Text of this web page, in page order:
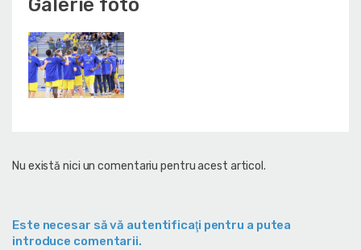
Galerie foto
Nu există nici un comentariu pentru acest articol.
Este necesar să vă autentificaţi pentru a putea
introduce comentarii.